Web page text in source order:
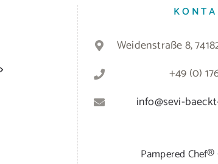
Weidenstraße 8,
+49 (0)
info@sevi-
Pampered